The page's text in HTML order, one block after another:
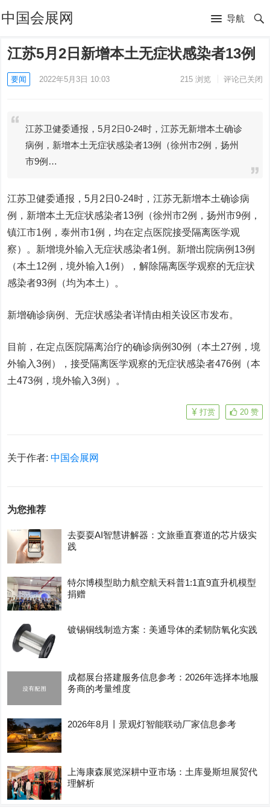
中国会展网 导航
江苏5月2日新增本土无症状感染者13例
要闻 2022年5月3日 10:03 215浏览 评论已关闭
江苏卫健委通报，5月2日0-24时，江苏无新增本土确诊
病例，新增本土无症状感染者13例（徐州市2例，扬州
市9例…
江苏卫健委通报，5月2日0-24时，江苏无新增本土确诊病
例，新增本土无症状感染者13例（徐州市2例，扬州市9例，
镇江市1例，泰州市1例，均在定点医院接受隔离医学观
察）。新增境外输入无症状感染者1例。新增出院病例13例
（本土12例，境外输入1例），解除隔离医学观察的无症状
感染者93例（均为本土）。
新增确诊病例、无症状感染者详情由相关设区市发布。
目前，在定点医院隔离治疗的确诊病例30例（本土27例，境
外输入3例），接受隔离医学观察的无症状感染者476例（本
土473例，境外输入3例）。
20 赞
打赏
关于作者:中国会展网
为您推荐
去耍耍AI智慧讲解器：文旅垂直赛道的芯片级实
践
特尔博模型助力航空航天科普1:1直9直升机模型
捐赠
镀锡铜线制造方案：美通导体的柔韧防氧化实践
成都展台搭建服务信息参考：2026年选择本地服
务商的考量维度
2026年8月丨景观灯智能联动厂家信息参考
上海康森展览深耕中亚市场：土库曼斯坦展贸代
理解析